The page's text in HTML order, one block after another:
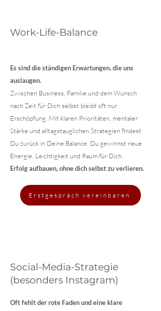
Work-Life-Balance
Es sind die ständigen Erwartungen, die uns
auslaugen.
Zwischen Business, Familie und dem Wunsch
nach Zeit für Dich selbst bleibt oft nur
Erschöpfung. Mit klaren Prioritäten, mentaler
Stärke und alltagstauglichen Strategien findest
Du zurück in Deine Balance. Du gewinnst neue
Energie, Leichtigkeit und Raum für Dich.
Erfolg aufbauen, ohne dich selbst zu verlieren.
Erstgespräch vereinbaren
Social-Media-Strategie
(besonders Instagram)
Oft fehlt der rote Faden und eine klare